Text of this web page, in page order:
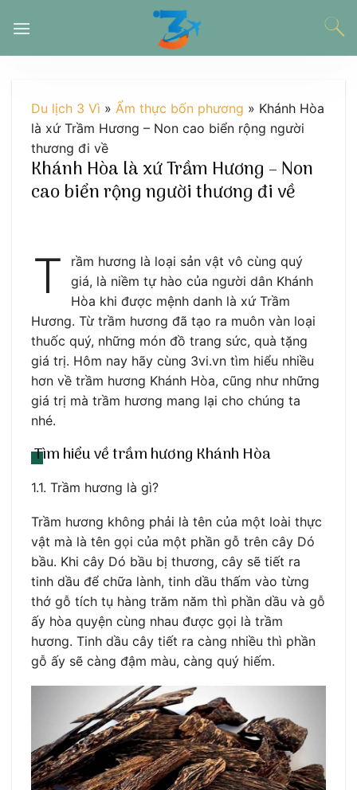
đến
Du lịch 3 Vì » Ẩm thực bốn phương » Khánh Hòa
là xứ Trầm Hương – Non cao biển rộng người
thương đi về
Khánh Hòa là xứ Trầm Hương – Non
cao biển rộng người thương đi về
T
rầm hương là loại sản vật vô cùng quý
giá, là niềm tự hào của người dân Khánh
Hòa khi được mệnh danh là xứ Trầm
Hương. Từ trầm hương đã tạo ra muôn vàn loại
thuốc quý, những món đồ trang sức, quà tặng
giá trị. Hôm nay hãy cùng 3vi.vn tìm hiểu nhiều
hơn về trầm hương Khánh Hòa, cũng như những
giá trị mà trầm hương mang lại cho chúng ta
nhé.
Tìm hiểu về trầm hương Khánh Hòa
1.1. Trầm hương là gì?
Trầm hương không phải là tên của một loài thực
vật mà là tên gọi của một phần gỗ trên cây Dó
bầu. Khi cây Dó bầu bị thương, cây sẽ tiết ra
tinh dầu để chữa lành, tinh dầu thấm vào từng
thớ gỗ tích tụ hàng trăm năm thì phần dầu và gỗ
ấy hòa quyện cùng nhau được gọi là trầm
hương. Tinh dầu cây tiết ra càng nhiều thì phần
gỗ ấy sẽ càng đậm màu, càng quý hiếm.